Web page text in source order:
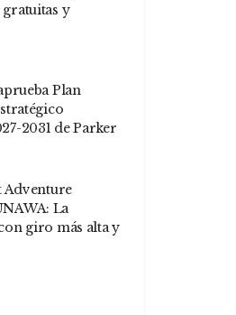
y
Plan
2031 de Parker
Adventure
La
giro más alta y